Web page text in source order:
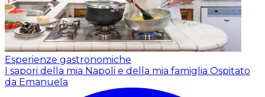
Esperienze gastronomiche
I sapori della mia Napoli e della mia famiglia Ospitato
da Emanuela